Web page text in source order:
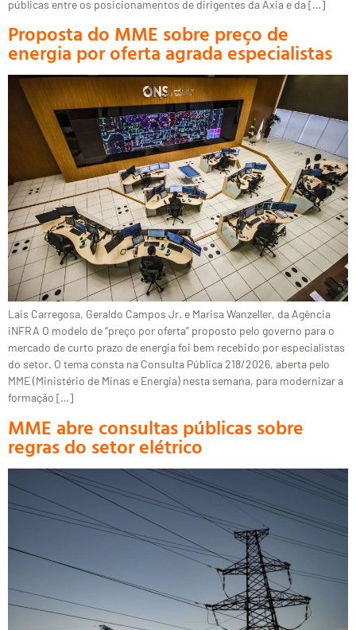
públicas entre os posicionamentos de dirigentes da Axia e da […]
Proposta do MME sobre preço de
energia por oferta agrada especialistas
Lais Carregosa, Geraldo Campos Jr. e Marisa Wanzeller, da Agência
iNFRA O modelo de “preço por oferta” proposto pelo governo para o
mercado de curto prazo de energia foi bem recebido por especialistas
do setor. O tema consta na Consulta Pública 218/2026, aberta pelo
MME (Ministério de Minas e Energia) nesta semana, para modernizar a
formação […]
MME abre consultas públicas sobre
regras do setor elétrico